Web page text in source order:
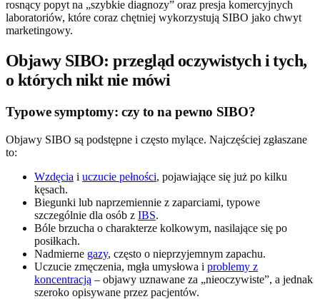
rosnący popyt na „szybkie diagnozy” oraz presja komercyjnych
laboratoriów, które coraz chętniej wykorzystują SIBO jako chwyt
marketingowy.
Objawy SIBO: przegląd oczywistych i tych,
o których nikt nie mówi
Typowe symptomy: czy to na pewno SIBO?
Objawy SIBO są podstępne i często mylące. Najczęściej zgłaszane
to:
Wzdęcia i uczucie pełności, pojawiające się już po kilku
kęsach.
Biegunki lub naprzemiennie z zaparciami, typowe
szczególnie dla osób z IBS.
Bóle brzucha o charakterze kolkowym, nasilające się po
posiłkach.
Nadmierne gazy, często o nieprzyjemnym zapachu.
Uczucie zmęczenia, mgła umysłowa i problemy z
koncentracją – objawy uznawane za „nieoczywiste”, a jednak
szeroko opisywane przez pacjentów.